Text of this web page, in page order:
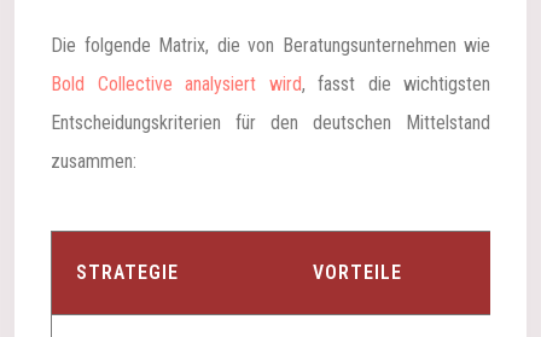
Die folgende Matrix, die von Beratungsunternehmen wie
Bold Collective analysiert wird, fasst die wichtigsten
Entscheidungskriterien für den deutschen Mittelstand
zusammen:
STRATEGIE VORTEILE